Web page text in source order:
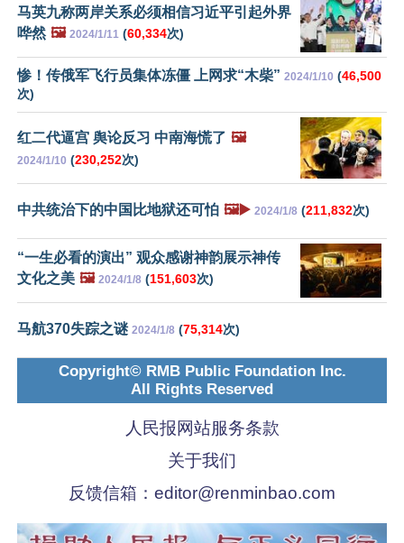
马英九称两岸关系必须相信习近平引起外界
哗然 🖼️ 2024/1/11 (60,334次)
惨！传俄军飞行员集体冻僵 上网求“木柴” 2024/1/10 (46,500
次)
红二代逼宫 舆论反习 中南海慌了 🖼️
2024/1/10 (230,252次)
中共统治下的中国比地狱还可怕 🖼️▶️ 2024/1/8 (211,832次)
“一生必看的演出” 观众感谢神韵展示神传
文化之美 🖼️ 2024/1/8 (151,603次)
马航370失踪之谜 2024/1/8 (75,314次)
Copyright© RMB Public Foundation Inc.
All Rights Reserved
人民报网站服务条款
关于我们
反馈信箱： editor@renminbao.com